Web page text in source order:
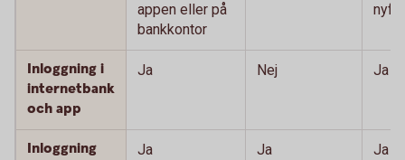
appen eller på
bankkontor
Inloggning i
internetbank
och app
Ja Nej Ja
Inloggning
Ja Ja Ja